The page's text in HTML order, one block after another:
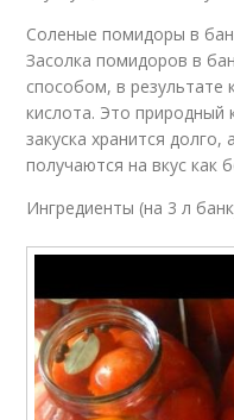
Соленые помидоры в
Засолка помидоров в
способом, в результате
кислота. Это природный
закуска хранится
получаются на вкус как
Ингредиенты (на 3 л